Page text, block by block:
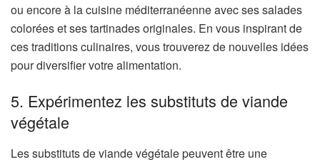
ou encore à la cuisine méditerranéenne avec ses salades
colorées et ses tartinades originales. En vous inspirant de
ces traditions culinaires, vous trouverez de nouvelles idées
pour diversifier votre alimentation.
5. Expérimentez les substituts de viande
végétale
Les substituts de viande végétale peuvent être une